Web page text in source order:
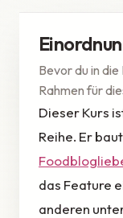
Bevor du in
Rahmen für
Dieser Kurs
Reihe. Er
das Feature
anderen